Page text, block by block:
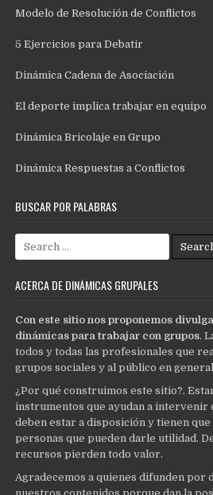
Modelo de Resolución de Conflictos
5 Ejercicios para Debatir
Dinámica Cadena de Asociación
El deporte implica trabajar en equipo
Dinámica Bricolaje en Grupo
Dinámica Respuestas a Conflictos
BUSCAR POR PALABRAS
Search
for:
ACERCA DE DINÁMICAS GRUPALES
Con este sitio nos proponemos
dinámicas para trabajar con grupos.
todos y todas las profesionales que
grupos sociales y al público en
¿Por qué construimos este sitio?.
instrumentos que ayudan a intervenir
deben estar a disposición y tienen
personas que pueden darle utilidad.
recursos pierden todo valor.
Agradecemos a quienes difunden por